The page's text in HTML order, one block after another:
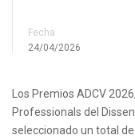
Fecha
24/04/2026
Los Premios ADCV
Professionals del
seleccionado un total